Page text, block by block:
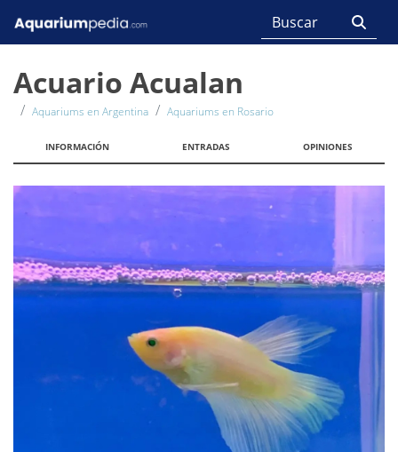
Acuario Acualan
Aquariums en Argentina Aquariums en Rosario
INFORMACIÓN ENTRADAS OPINIONES